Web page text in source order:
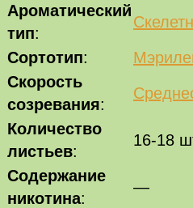
Ароматический
тип:
Сортотип:
Скорость
созревания:
Количество
листьев:
16-18
Содержание
никотина:
—